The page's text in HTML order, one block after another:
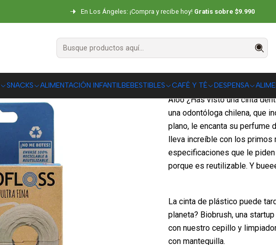
SNACKS ALIMENTACIÓN INFANTILBEBESTIBLES CAFÉ Y TÉ DESPENSA
En Los Ángeles: ¡Compra y recibe hoy! Gratis sobre $9.990
Inicio Cinta Dental Odontofloss
Cinta Dental
DESCRIPCIÓN
Aloo ¿Has visto una cinta
una odontóloga chilena, que
plano, le encanta su perfume
lleva increíble con los
especificaciones que le
porque es reutilizable. Y
La cinta de plástico puede
planeta? Biobrush, una
con nuestro cepillo y
con mantequilla.